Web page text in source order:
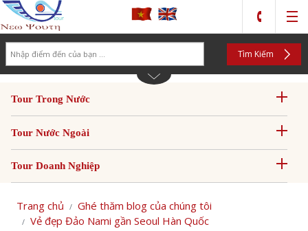
Tìm Kiếm
Tour Trong Nước
Tour Nước Ngoài
Tour Doanh Nghiệp
Trang chủ
Ghé thăm blog của chúng tôi
Vẻ đẹp Đảo Nami gần Seoul Hàn Quốc